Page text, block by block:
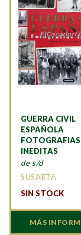
GUERRA CIVIL
ESPAÑOLA
FOTOGRAFIAS
INEDITAS
de s/d
SUSAETA
SIN STOCK
MÁS